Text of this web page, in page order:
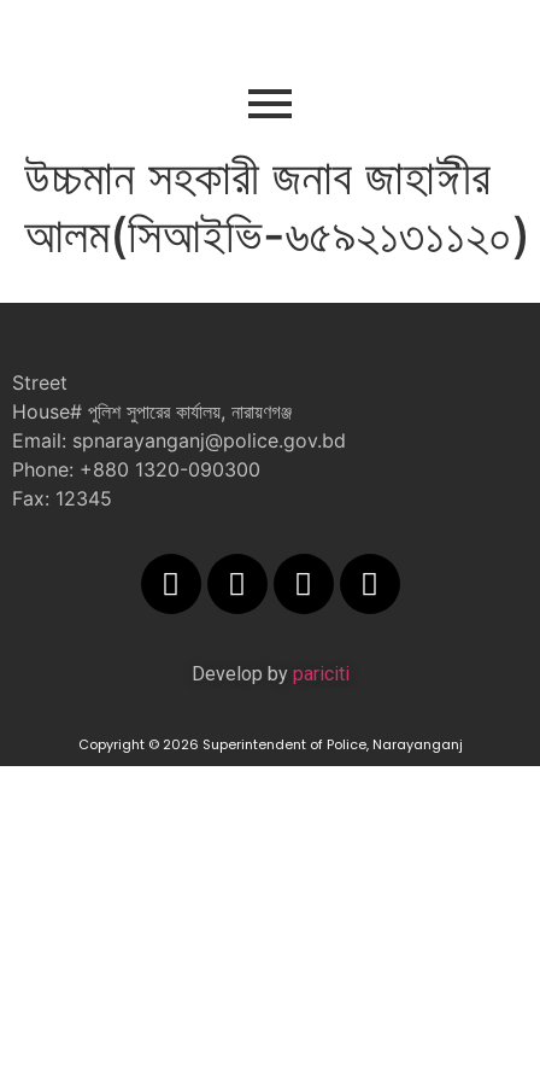
উচ্চমান সহকারী জনাব জাহাঈীর
আলম(সিআইভি-৬৫৯২১৩১১২০)
Street
House# পুলিশ সুপারের কার্যালয়, নারায়ণগঞ্জ
Email: spnarayanganj@police.gov.bd
Phone: +880 1320-090300
Fax: 12345
Develop by pariciti
Copyright © 2026 Superintendent of Police, Narayanganj